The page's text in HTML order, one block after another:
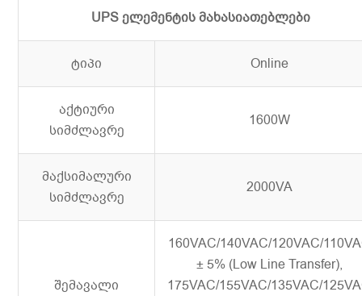
UPS ელემენტის მახასიათებლები
ტიპი Online
აქტიური
სიმძლავრე
1600W
მაქსიმალური
სიმძლავრე
2000VA
შემავალი
160VAC/140VAC/120VAC/
± 5% (Low Line Transfer),
175VAC/155VAC/135VAC/